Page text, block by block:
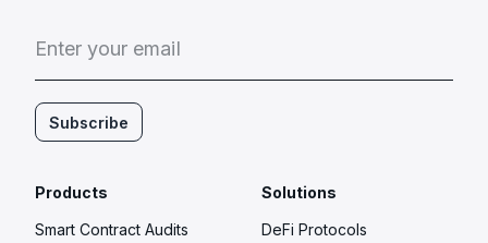
Enter your email
Subscribe
Products
Smart Contract Audits
Solutions
DeFi Protocols